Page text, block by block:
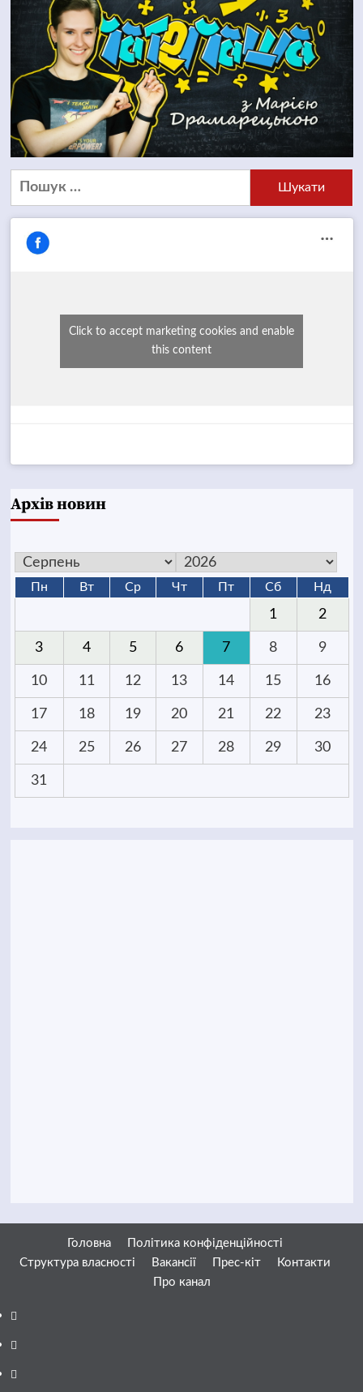
Пошук:
Click to accept marketing cookies and enable
this content
Архів новин
Пн Вт Ср Чт Пт Сб Нд
1 2
3 4 5 6 7 8 9
10 11 12 13 14 15 16
17 18 19 20 21 22 23
24 25 26 27 28 29 30
31
Головна
Політика конфіденційності
Структура власності
Вакансії Прес-кіт
Контакти
Про канал
Facebook
YouTube
Telegram